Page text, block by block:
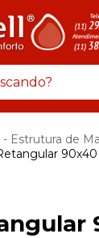
- Estrutura de
90x40